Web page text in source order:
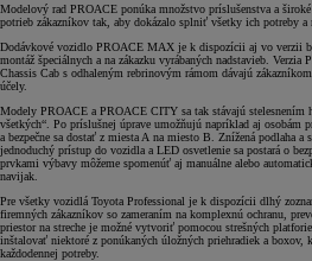
Modelový rad PROACE ponúka množstvo príslušenstva a
potrieb zákazníkov tak, aby dokázalo splniť všetky ich potreby a
Dodávkové vozidlo PROACE MAX je k dispozícii aj vo verzii
montáž špeciálnych a na zákazku vyrábaných nadstavieb.
Chassis Cab s odhaleným rebrinovým rámom dávajú
účely.
Modely PROACE a PROACE CITY sa tak stávajú stelesnením
všetkých“. Po príslušnej úprave umožňujú napríklad aj osobám
a bezpečne sa dostať z miesta A na miesto B. Znížená podlaha a
jednoduchý prístup do vozidla a LED osvetlenie sa postará o
prvkami výbavy môžeme spomenúť aj manuálne alebo
navijak.
Pre všetky vozidlá Toyota Professional je k dispozícii dlhý
firemných zákazníkov so zameraním na komplexnú ochranu,
priestor na streche je možné vytvoriť pomocou strešných
inštalovať niektoré z ponúkaných úložných priehradiek a boxov,
každodennej potreby.